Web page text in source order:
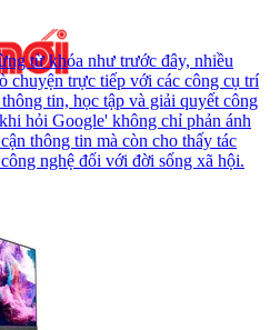
từ khóa như trước đây, nhiều
chuyện trực tiếp với các công cụ trí
tin, học tập và giải quyết công
hỏi Google' không chỉ phản ánh
thông tin mà còn cho thấy tác
nghệ đối với đời sống xã hội.